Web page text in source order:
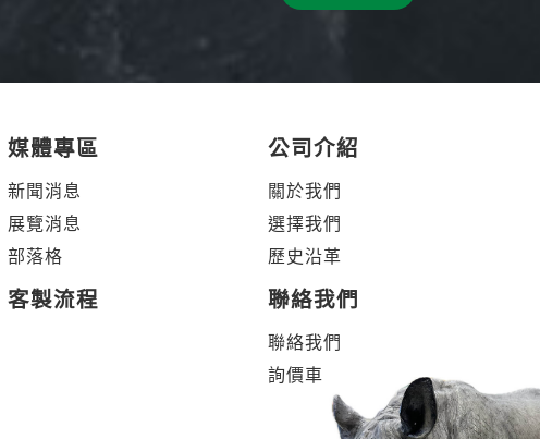
媒體專區
新聞消息
展覽消息
部落格
客製流程
公司介紹
關於我們
選擇我們
歷史沿革
聯絡我們
聯絡我們
詢價車